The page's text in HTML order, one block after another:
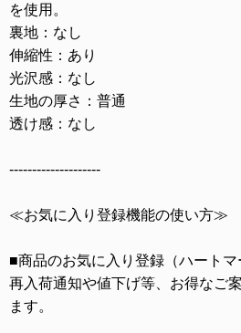
を使用。
裏地：なし
伸縮性：あり
光沢感：なし
生地の厚さ：普通
透け感：なし
--------------------
≪お気に入り登録機能の使い方≫
■商品のお気に入り登録（ハートマ
再入荷通知や値下げ等、お得なご
ます。